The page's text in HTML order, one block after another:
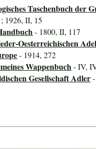
Taschenbuch der
1926, II, 15
- 1800, II, 117
Oesterreichischen
- 1914, 272
Wappenbuch- IV,
Gesellschaft Adler